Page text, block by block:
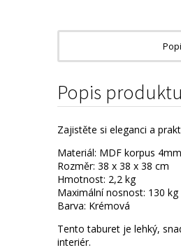
Popis produktu
Zajistěte si eleganci a
Materiál: MDF korpus
Rozměr: 38 x 38 x 38 cm
Hmotnost: 2,2 kg
Maximální nosnost: 130 kg
Barva: Krémová
Tento taburet je lehký,
interiér.